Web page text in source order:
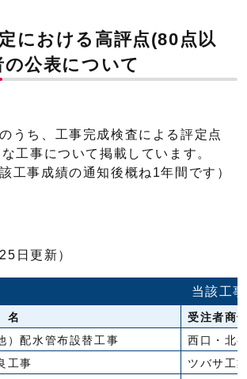
における高評点(80点以
公表について
うち、工事完成検査による評定点
工事について掲載しています。
工事成績の通知後概ね1年間です）
日更新）
当該工
受注者商
）配水管布設替工事
西口・北
工事
ツバサ工